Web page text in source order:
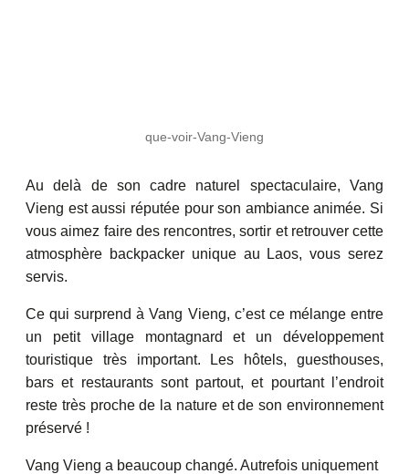
que-voir-Vang-Vieng
Au delà de son cadre naturel spectaculaire, Vang
Vieng est aussi réputée pour son ambiance animée. Si
vous aimez faire des rencontres, sortir et retrouver cette
atmosphère backpacker unique au Laos, vous serez
servis.
Ce qui surprend à Vang Vieng, c’est ce mélange entre
un petit village montagnard et un développement
touristique très important. Les hôtels, guesthouses,
bars et restaurants sont partout, et pourtant l’endroit
reste très proche de la nature et de son environnement
préservé !
Vang Vieng a beaucoup changé. Autrefois uniquement